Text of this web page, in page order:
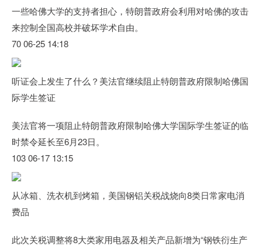
一些哈佛大学的支持者担心，特朗普政府会利用对哈佛的攻击
来控制全国高校并破坏学术自由。
70 06-25 14:18
听证会上发生了什么？美法官继续阻止特朗普政府限制哈佛国
际学生签证
美法官将一项阻止特朗普政府限制哈佛大学国际学生签证的临
时禁令延长至6月23日。
103 06-17 13:15
从冰箱、洗衣机到烤箱，美国钢铝关税战烧向8类日常家电消
费品
此次关税调整将8大类家用电器及相关产品新增为“钢铁衍生产